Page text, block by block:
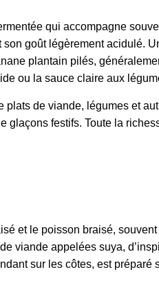
qui accompagne
goût légèrement acidulé.
plantain pilés,
ou la sauce claire aux
et le poisson braisé,
viande appelées suya,
sur les côtes, est préparé